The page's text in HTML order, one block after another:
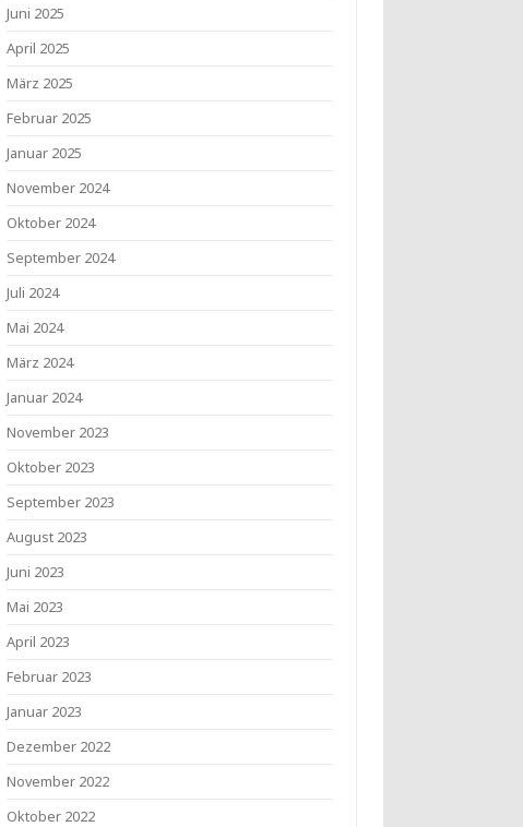
Juni 2025
April 2025
März 2025
Februar 2025
Januar 2025
November 2024
Oktober 2024
September 2024
Juli 2024
Mai 2024
März 2024
Januar 2024
November 2023
Oktober 2023
September 2023
August 2023
Juni 2023
Mai 2023
April 2023
Februar 2023
Januar 2023
Dezember 2022
November 2022
Oktober 2022